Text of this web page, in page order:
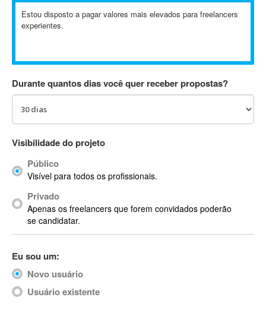
Ableton Push
Abstract
AC3
ACID Pro
ACPI
Acrobat
Acrobat X
Acronis
ACT
Actimize
ActionScript
ActionScript 3
Estou disposto a pagar valores mais elevados para freelancers
experientes.
Durante quantos dias você quer receber propostas?
Visibilidade do projeto
Público
Visível para todos os profissionais.
Privado
Apenas os freelancers que forem convidados poderão
se candidatar.
Eu sou um:
Novo usuário
Usuário existente